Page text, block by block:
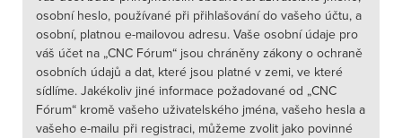
osobní heslo, používané při přihlašování do vašeho účtu, a
osobní, platnou e-mailovou adresu. Vaše osobní údaje pro
váš účet na „CNC Fórum“ jsou chráněny zákony o ochraně
osobních údajů a dat, které jsou platné v zemi, ve které
sídlíme. Jakékoliv jiné informace požadované od „CNC
Fórum“ kromě vašeho uživatelského jména, vašeho hesla a
vašeho e-mailu při registraci, můžeme zvolit jako povinné